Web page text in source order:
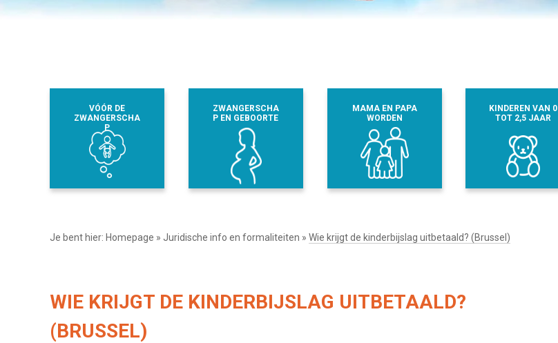
VÓÓR DE
ZWANGERSCHA
P
ZWANGERSCHA
P EN GEBOORTE
MAMA EN PAPA
WORDEN
KINDEREN VAN 0
TOT 2,5 JAAR
Je bent hier: Homepage » Juridische info en formaliteiten » Wie krijgt de kinderbijslag uitbetaald? (Brussel)
WIE KRIJGT DE KINDERBIJSLAG UITBETAALD?
(BRUSSEL)